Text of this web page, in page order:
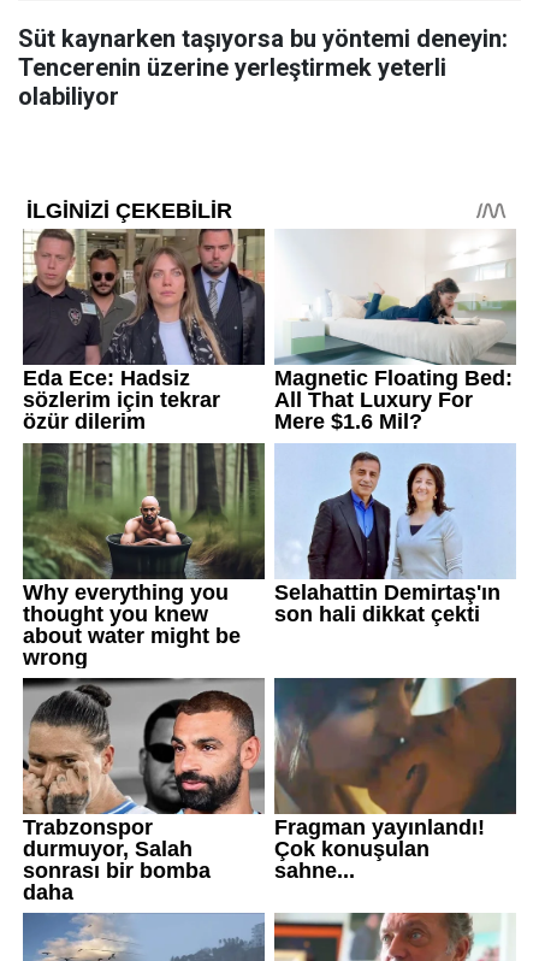
Süt kaynarken taşıyorsa bu yöntemi deneyin:
Tencerenin üzerine yerleştirmek yeterli
olabiliyor